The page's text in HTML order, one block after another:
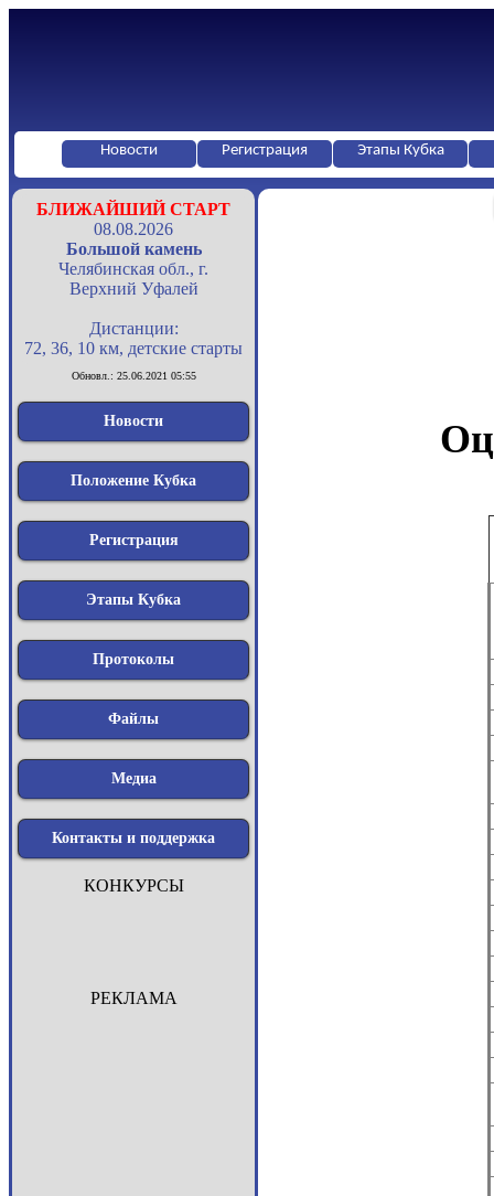
Новости Регистрация Этапы Кубка
БЛИЖАЙШИЙ СТАРТ
08.08.2026
Большой камень
Челябинская обл., г.
Верхний Уфалей
Дистанции:
72, 36, 10 км, детские старты
Обновл.: 25.06.2021 05:55
Новости
Положение Кубка
Регистрация
Этапы Кубка
Протоколы
Файлы
Медиа
Контакты и поддержка
КОНКУРСЫ
РЕКЛАМА